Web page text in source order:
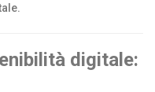
digitale: